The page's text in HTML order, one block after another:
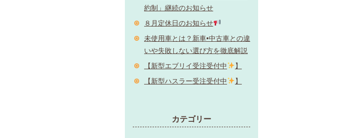
約制」継続のお知らせ
８月定休日のお知らせ
未使用車とは？新車•中古車との違
いや失敗しない選び方を徹底解説
【新型エブリイ受注受付中
】
【新型ハスラー受注受付中
】
カテゴリー